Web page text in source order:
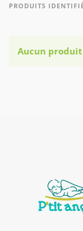
PRODUITS
Aucun